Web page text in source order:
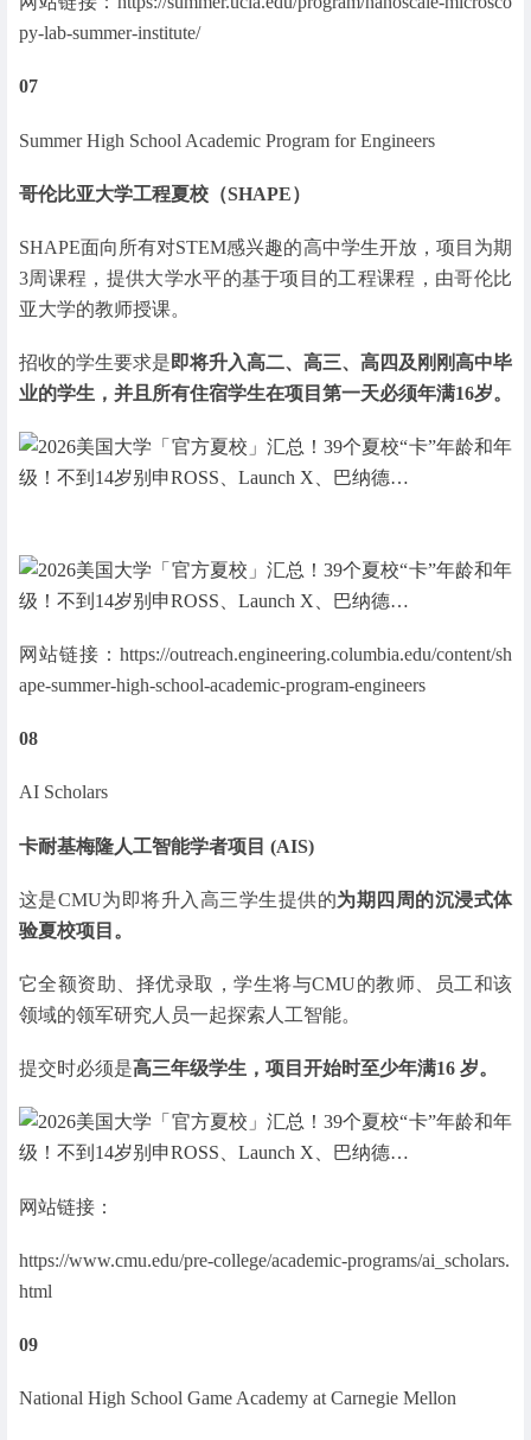
py-lab-summer-institute/
07
Summer High School Academic Program for Engineers
哥伦比亚大学工程夏校（SHAPE）
SHAPE面向所有对STEM感兴趣的高中学生开放，项目为期
3周课程，提供大学水平的基于项目的工程课程，由哥伦比
亚大学的教师授课。
招收的学生要求是 即将升入高二、高三、高四及刚刚高中毕
业的学生，并且所有住宿学生在项目第一天必须年满16岁。
网站链接：https://outreach.engineering.columbia.edu/content/sh
ape-summer-high-school-academic-program-engineers
08
AI Scholars
卡耐基梅隆人工智能学者项目 (AIS)
这是CMU为即将升入高三学生提供的为期四周的沉浸式体
验夏校项目。
它全额资助、择优录取，学生将与CMU的教师、员工和该
领域的领军研究人员一起探索人工智能。
提交时必须是高三年级学生，项目开始时至少年满16 岁。
网站链接：
https://www.cmu.edu/pre-college/academic-programs/ai_scholars.
html
09
National High School Game Academy at Carnegie Mellon